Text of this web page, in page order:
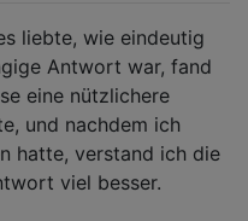
liebte, wie eindeutig
Antwort war, fand
eine nützlichere
und nachdem ich
hatte, verstand ich die
viel besser.